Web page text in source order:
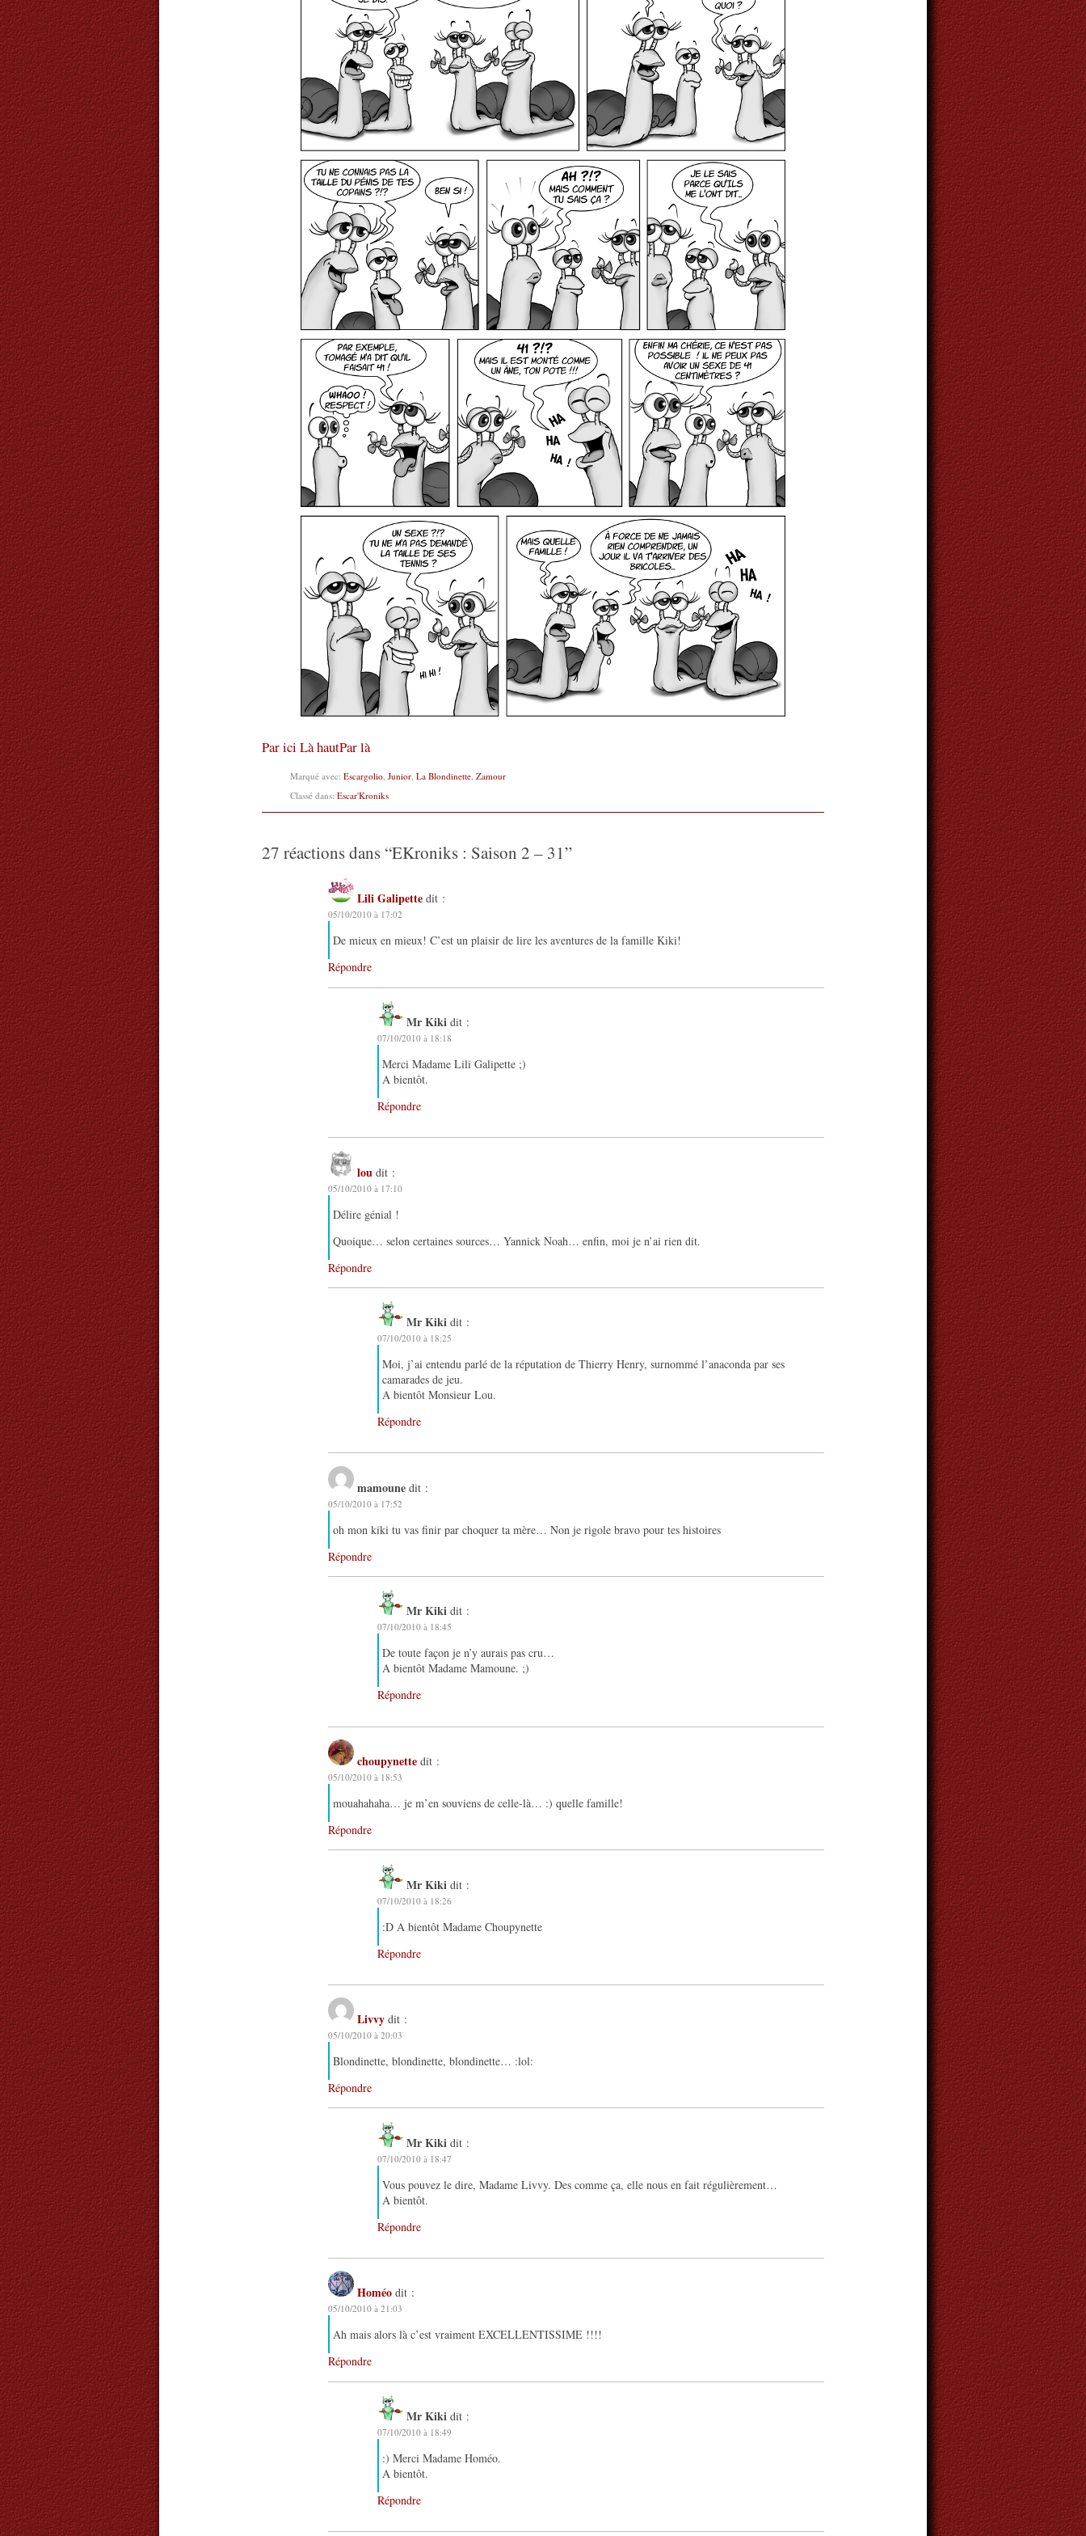
Par ici Là hautPar là
Marqué avec: Escargolio, Junior, La Blondinette, Zamour
Classé dans: Escar'Kroniks
27 réactions dans “EKroniks : Saison 2 – 31”
Lili Galipette dit :
05/10/2010 à 17:02
De mieux en mieux! C’est un plaisir de lire les aventures de la famille Kiki!
Répondre
Mr Kiki dit :
07/10/2010 à 18:18
Merci Madame Lili Galipette ;)
A bientôt.
Répondre
lou dit :
05/10/2010 à 17:10
Délire génial !
Quoique… selon certaines sources… Yannick Noah… enfin, moi je n’ai rien dit.
Répondre
Mr Kiki dit :
07/10/2010 à 18:25
Moi, j’ai entendu parlé de la réputation de Thierry Henry, surnommé l’anaconda par ses
camarades de jeu.
A bientôt Monsieur Lou.
Répondre
mamoune dit :
05/10/2010 à 17:52
oh mon kiki tu vas finir par choquer ta mère… Non je rigole bravo pour tes histoires
Répondre
Mr Kiki dit :
07/10/2010 à 18:45
De toute façon je n’y aurais pas cru…
A bientôt Madame Mamoune. ;)
Répondre
choupynette dit :
05/10/2010 à 18:53
mouahahaha… je m’en souviens de celle-là… :) quelle famille!
Répondre
Mr Kiki dit :
07/10/2010 à 18:26
:D A bientôt Madame Choupynette
Répondre
Livvy dit :
05/10/2010 à 20:03
Blondinette, blondinette, blondinette… :lol:
Répondre
Mr Kiki dit :
07/10/2010 à 18:47
Vous pouvez le dire, Madame Livvy. Des comme ça, elle nous en fait régulièrement…
A bientôt.
Répondre
Homéo dit :
05/10/2010 à 21:03
Ah mais alors là c’est vraiment EXCELLENTISSIME !!!!
Répondre
Mr Kiki dit :
07/10/2010 à 18:49
:) Merci Madame Homéo.
A bientôt.
Répondre